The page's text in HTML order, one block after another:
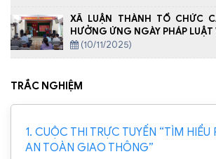
XÃ LUẬN THÀNH TỔ CHỨC
HƯỞNG ỨNG NGÀY PHÁP LUẬT
(10/11/2025)
TRẮC NGHIỆM
1. CUỘC THI TRỰC TUYẾN “TÌM HIỂU
AN TOÀN GIAO THÔNG”